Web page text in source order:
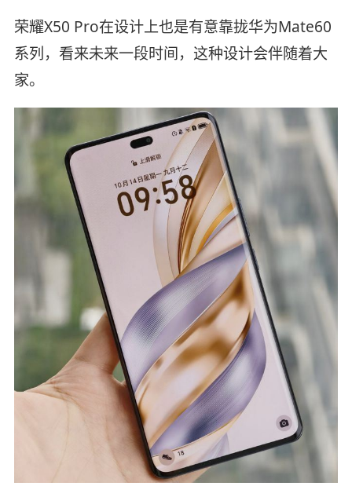
荣耀X50 Pro在设计上也是有意靠拢华为Mate60
系列，看来未来一段时间，这种设计会伴随着大
家。